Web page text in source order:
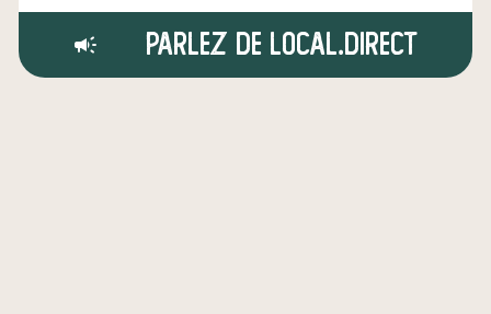
Parlez de local.direct